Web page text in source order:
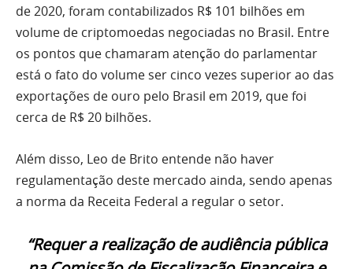
de 2020, foram contabilizados R$ 101 bilhões em
volume de criptomoedas negociadas no Brasil. Entre
os pontos que chamaram atenção do parlamentar
está o fato do volume ser cinco vezes superior ao das
exportações de ouro pelo Brasil em 2019, que foi
cerca de R$ 20 bilhões.
Além disso, Leo de Brito entende não haver
regulamentação deste mercado ainda, sendo apenas
a norma da Receita Federal a regular o setor.
“Requer a realização de audiência pública